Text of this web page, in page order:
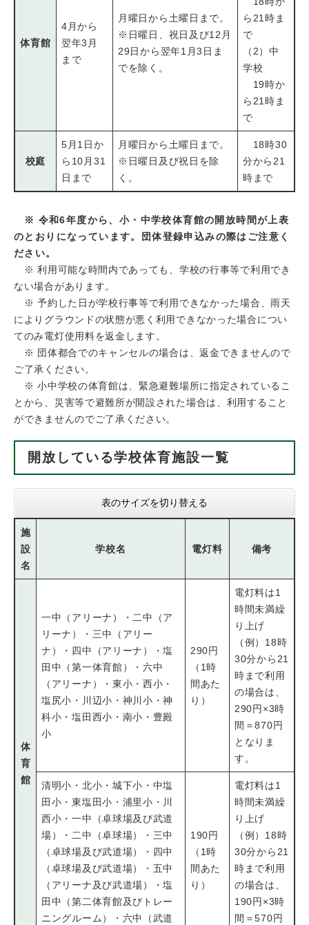
体育館
4月から
翌年3月
まで
月曜日から土曜日まで。
※日曜日、祝日及び12月
29日から翌年1月3日ま
でを除く。
ら21時ま
で
（2）中
学校
19時か
ら21時ま
で
校庭
5月1日か
ら10月31
日まで
月曜日から土曜日まで。
※日曜日及び祝日を除
く。
18時30
分から21
時まで
※ 令和6年度から、小・中学校体育館の開放時間が上表
のとおりになっています。団体登録申込みの際はご注意く
ださい。
※ 利用可能な時間内であっても、学校の行事等で利用でき
ない場合があります。
※ 予約した日が学校行事等で利用できなかった場合、雨天
によりグラウンドの状態が悪く利用できなかった場合につい
てのみ電灯使用料を返金します。
​ ※ 団体都合でのキャンセルの場合は、返金できませんので
ご了承ください。
​※ 小中学校の体育館は、緊急避難場所に指定されているこ
とから、災害等で避難所が開設された場合は、利用すること
ができませんのでご了承ください。
開放している学校体育施設一覧
表のサイズを切り替える
施
設
名
学校名 電灯料 備考
体
育
館
一中（アリーナ）・二中（ア
リーナ）・三中（アリー
ナ）・四中（アリーナ）・塩
田中（第一体育館）・六中
（アリーナ）・東小・西小・
塩尻小・川辺小・神川小・神
科小・塩田西小・南小・豊殿
小
290円
（1時
間あた
り）
電灯料は1
時間未満繰
り上げ
（例）18時
30分から21
時まで利用
の場合は、
290円×3時
間＝870円
となりま
す。
清明小・北小・城下小・中塩
田小・東塩田小・浦里小・川
西小・一中（卓球場及び武道
場）・二中（卓球場）・三中
（卓球場及び武道場）・四中
（卓球場及び武道場）・五中
（アリーナ及び武道場）・塩
田中（第二体育館及びトレー
ニングルーム）・六中（武道
190円
（1時
間あた
り）
電灯料は1
時間未満繰
り上げ
（例）18時
30分から21
時まで利用
の場合は、
190円×3時
間＝570円